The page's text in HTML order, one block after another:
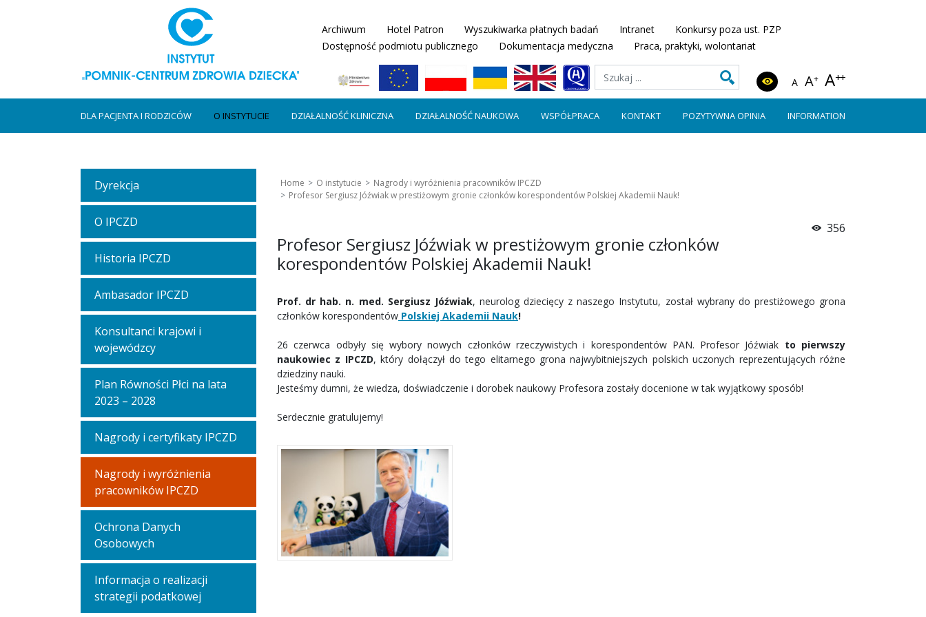
Archiwum Hotel Patron Wyszukiwarka płatnych badań Intranet
Konkursy poza ust. PZP
Dostępność podmiotu publicznego
Dokumentacja medyczna Praca, praktyki, wolontariat
A A+ A++
DLA PACJENTA I RODZICÓW O INSTYTUCIE DZIAŁALNOŚĆ KLINICZNA DZIAŁALNOŚĆ NAUKOWA WSPÓŁPRACA KONTAKT POZYTYWNA OPINIA INFORMATION
Dyrekcja
O IPCZD
Historia IPCZD
Ambasador IPCZD
Konsultanci krajowi i
wojewódzcy
Plan Równości Płci na lata
2023 – 2028
Nagrody i certyfikaty IPCZD
Nagrody i wyróżnienia
pracowników IPCZD
Ochrona Danych
Osobowych
Informacja o realizacji
strategii podatkowej
Home O instytucie
Nagrody i wyróżnienia pracowników IPCZD
Profesor Sergiusz Jóźwiak w prestiżowym gronie członków korespondentów Polskiej Akademii Nauk!
356
Profesor Sergiusz Jóźwiak w prestiżowym gronie członków
korespondentów Polskiej Akademii Nauk!
Prof. dr hab. n. med. Sergiusz Jóźwiak, neurolog dziecięcy z naszego Instytutu, został wybrany do prestiżowego grona
członków korespondentów Polskiej Akademii Nauk!
26 czerwca odbyły się wybory nowych członków rzeczywistych i korespondentów PAN. Profesor Jóźwiak to pierwszy
naukowiec z IPCZD, który dołączył do tego elitarnego grona najwybitniejszych polskich uczonych reprezentujących różne
dziedziny nauki.
Jesteśmy dumni, że wiedza, doświadczenie i dorobek naukowy Profesora zostały docenione w tak wyjątkowy sposób!
Serdecznie gratulujemy!